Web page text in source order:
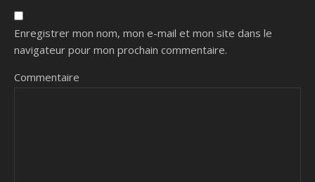
Enregistrer mon nom, mon e-mail et mon site dans le
navigateur pour mon prochain commentaire.
Commentaire